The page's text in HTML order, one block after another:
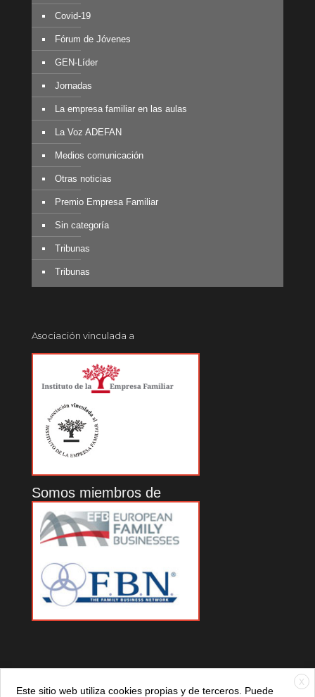
Covid-19
Fórum de Jóvenes
GEN-Líder
Jornadas
La empresa familiar en las aulas
La Voz ADEFAN
Medios comunicación
Otras noticias
Premio Empresa Familiar
Sin categoría
Tribunas
Tribunas
Asociación vinculada a
Somos miembros de
X
Este sitio web utiliza cookies propias y de terceros. Puede